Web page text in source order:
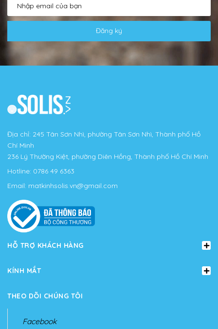
Đăng ký
Địa chỉ: 245 Tân Sơn Nhì, phường Tân Sơn Nhì, Thành phố Hồ
Chí Minh
236 Lý Thường Kiệt, phường Diên Hồng, Thành phố Hồ Chí Minh
Hotline: 0786 49 6363
Email: matkinhsolis.vn@gmail.com
HỖ TRỢ KHÁCH HÀNG
KÍNH MẮT
THEO DÕI CHÚNG TÔI
Facebook